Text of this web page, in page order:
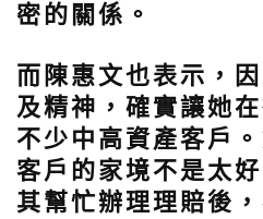
密的關係。
而陳惠文也表示，
及精神，確實讓她
不少中高資產客戶
客戶的家境不是太
其幫忙辦理理賠後